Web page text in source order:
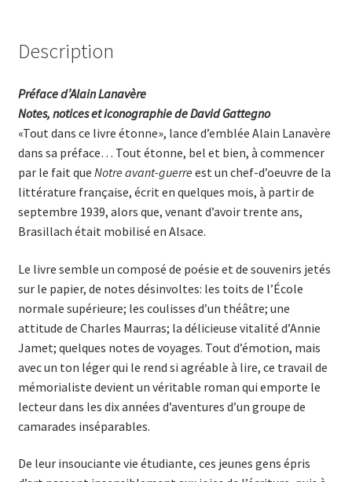
Description
Préface d’Alain Lanavère
Notes, notices et iconographie de David Gattegno
«Tout dans ce livre étonne», lance d’emblée Alain Lanavère
dans sa préface… Tout étonne, bel et bien, à commencer
par le fait que Notre avant-guerre est un chef-d’oeuvre de la
littérature française, écrit en quelques mois, à partir de
septembre 1939, alors que, venant d’avoir trente ans,
Brasillach était mobilisé en Alsace.
Le livre semble un composé de poésie et de souvenirs jetés
sur le papier, de notes désinvoltes: les toits de l’École
normale supérieure; les coulisses d’un théâtre; une
attitude de Charles Maurras; la délicieuse vitalité d’Annie
Jamet; quelques notes de voyages. Tout d’émotion, mais
avec un ton léger qui le rend si agréable à lire, ce travail de
mémorialiste devient un véritable roman qui emporte le
lecteur dans les dix années d’aventures d’un groupe de
camarades inséparables.
De leur insouciante vie étudiante, ces jeunes gens épris